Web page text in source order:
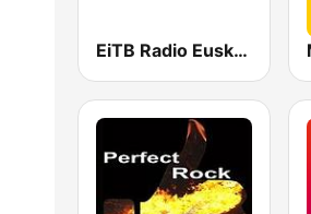
EiTB Radio Euskadi